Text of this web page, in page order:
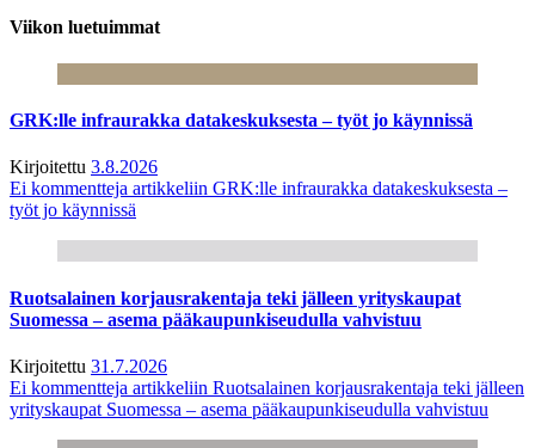
Viikon luetuimmat
GRK:lle infraurakka datakeskuksesta – työt jo käynnissä
Kirjoitettu 3.8.2026
Ei kommentteja artikkeliin GRK:lle infraurakka datakeskuksesta –
työt jo käynnissä
Ruotsalainen korjausrakentaja teki jälleen yrityskaupat
Suomessa – asema pääkaupunkiseudulla vahvistuu
Kirjoitettu 31.7.2026
Ei kommentteja artikkeliin Ruotsalainen korjausrakentaja teki jälleen
yrityskaupat Suomessa – asema pääkaupunkiseudulla vahvistuu